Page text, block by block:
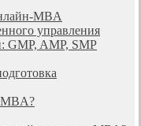
MBA
управления
GMP, AMP, SMP
MBA?